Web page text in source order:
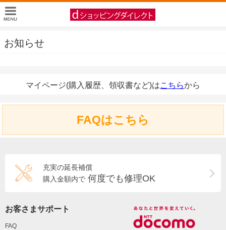
お知らせ
マイページ(購入履歴、領収書など)はこちらから
FAQはこちら
充実の延長補償
購入金額内で 何度でも修理OK
お客さまサポート
FAQ